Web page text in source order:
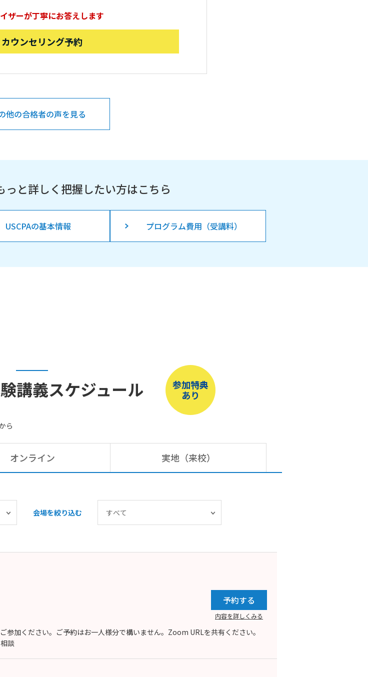
ザーが丁寧にお答えします
ウンセリング予約
他の合格者の声を見る
っと詳しく把握したい方はこちら
USCPAの基本情報 プログラム費用（受講料）
参加特典
あり
講義スケジュール
ら
オンライン 実地（来校）
会場を絞り込む
加ください。ご予約はお一人様分で構いません。Zoom URLを共有ください。
談
予約する
内容を詳しくみる